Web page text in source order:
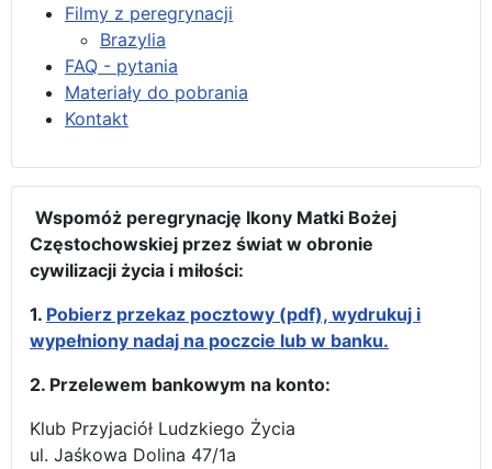
Filmy z peregrynacji
Brazylia
FAQ - pytania
Materiały do pobrania
Kontakt
Wspomóż peregrynację Ikony Matki Bożej
Częstochowskiej przez świat w obronie
cywilizacji życia i miłości:
1. Pobierz przekaz pocztowy (pdf), wydrukuj i
wypełniony nadaj na poczcie lub w banku.
2. Przelewem bankowym na konto:
Klub Przyjaciół Ludzkiego Życia
ul. Jaśkowa Dolina 47/1a